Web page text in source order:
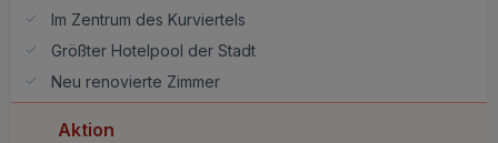
Im Zentrum des Kurviertels
Größter Hotelpool der Stadt
Neu renovierte Zimmer
Aktion